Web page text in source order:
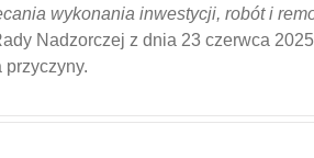
wykonania inwestycji, robót i
Nadzorczej z dnia 23 czerwca
przyczyny.